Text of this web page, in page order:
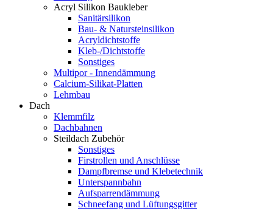
Acryl Silikon Baukleber
Sanitärsilikon
Bau- & Natursteinsilikon
Acryldichtstoffe
Kleb-/Dichtstoffe
Sonstiges
Multipor - Innendämmung
Calcium-Silikat-Platten
Lehmbau
Dach
Klemmfilz
Dachbahnen
Steildach Zubehör
Sonstiges
Firstrollen und Anschlüsse
Dampfbremse und Klebetechnik
Unterspannbahn
Aufsparrendämmung
Schneefang und Lüftungsgitter